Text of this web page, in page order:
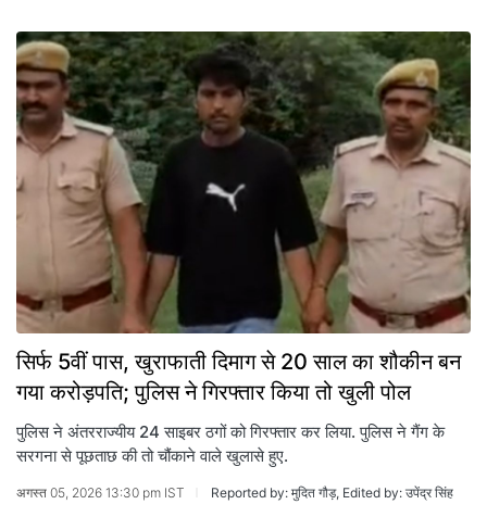
स‍िर्फ 5वीं पास, खुराफाती द‍िमाग से 20 साल का शौकीन बन
गया करोड़पत‍ि; पुल‍िस ने ग‍िरफ्तार क‍िया तो खुली पोल
पुल‍िस ने अंतरराज्‍यीय 24 साइबर ठगों को ग‍िरफ्तार कर ल‍िया. पुल‍िस ने गैंग के
सरगना से पूछताछ की तो चौंकाने वाले खुलासे हुए.
अगस्त 05, 2026 13:30 pm IST Reported by: मुदित गौड़, Edited by: उपेंद्र सिंह